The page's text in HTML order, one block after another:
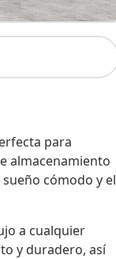
para
almacenamiento
cómodo y el
a cualquier
y duradero, así